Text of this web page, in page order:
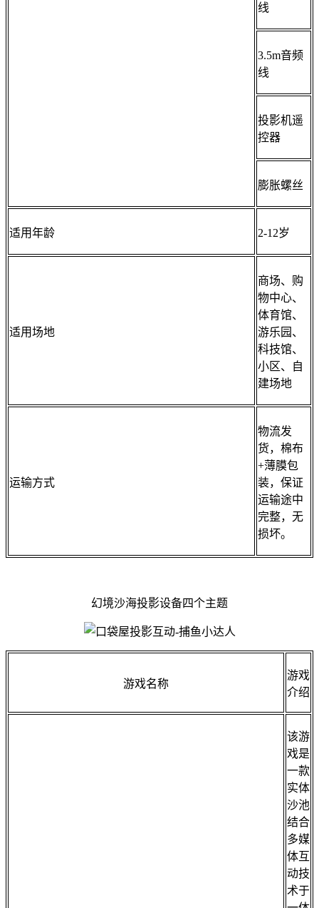
线
3.5m音频
线
投影机遥
控器
膨胀螺丝
适用年龄 2-12岁
适用场地
商场、购
物中心、
体育馆、
游乐园、
科技馆、
小区、自
建场地
运输方式
物流发
货，棉布
+薄膜包
装，保证
运输途中
完整，无
损坏。
幻境沙海投影设备四个主题
游戏名称
游戏
介绍
该游
戏是
一款
实体
沙池
结合
多媒
体互
动技
术于